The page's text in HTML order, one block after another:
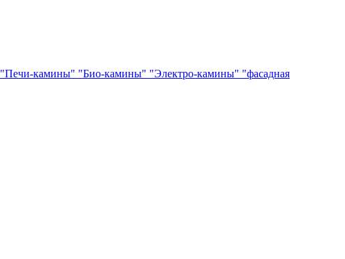
"Печи-камины" "Био-камины" "Электро-камины" "фасадная